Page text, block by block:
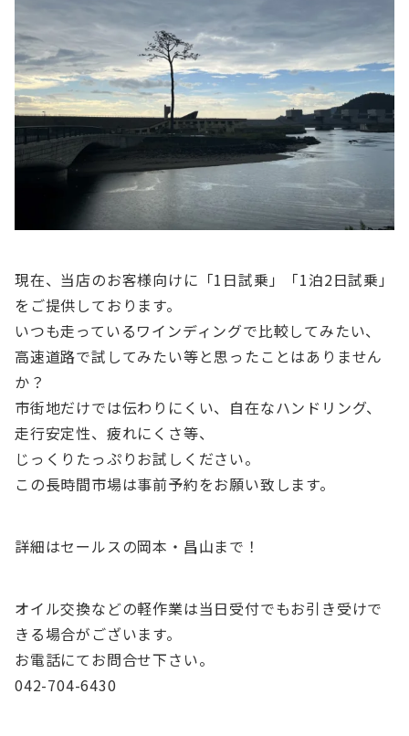
現在、当店のお客様向けに「1日試乗」「1泊2日試乗」
をご提供しております。
いつも走っているワインディングで比較してみたい、
高速道路で試してみたい等と思ったことはありません
か？
市街地だけでは伝わりにくい、自在なハンドリング、
走行安定性、疲れにくさ等、
じっくりたっぷりお試しください。
この長時間市場は事前予約をお願い致します。
詳細はセールスの岡本・昌山まで！
オイル交換などの軽作業は当日受付でもお引き受けで
きる場合がございます。
お電話にてお問合せ下さい。
042-704-6430